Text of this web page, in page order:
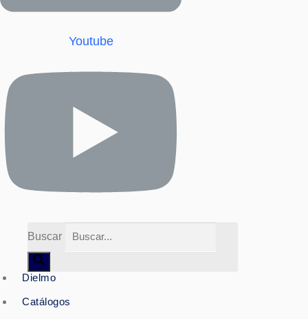
Youtube
Buscar
Dielmo
Catálogos